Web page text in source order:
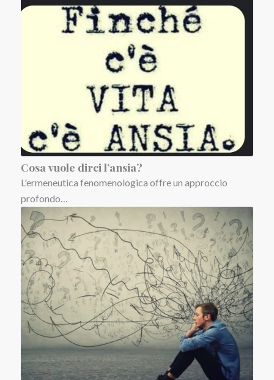
Cosa vuole dirci l’ansia?
L'ermeneutica fenomenologica offre un approccio
profondo…